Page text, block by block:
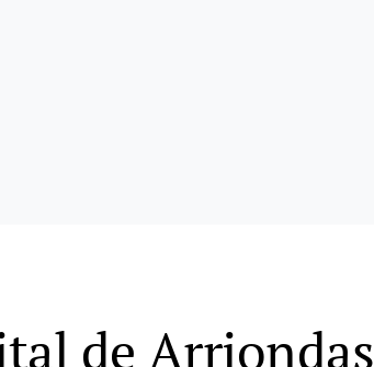
de